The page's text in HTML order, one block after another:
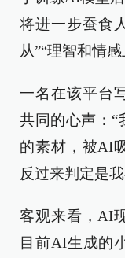
将进一步蚕食
从”“理智和情
一名在该平台
共同的心声：“
的素材，被AI
反过来判定是
客观来看，AI
目前AI生成的